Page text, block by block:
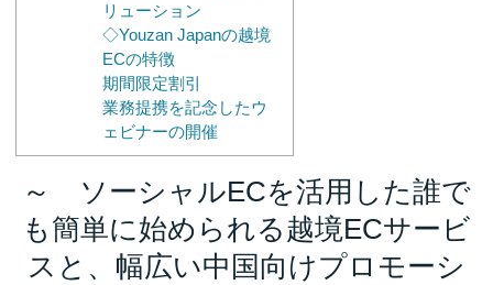
リューション
◇Youzan Japanの越境
ECの特徴
期間限定割引
業務提携を記念したウ
ェビナーの開催
～ ソーシャルECを活用した誰で
も簡単に始められる越境ECサービ
スと、幅広い中国向けプロモーシ